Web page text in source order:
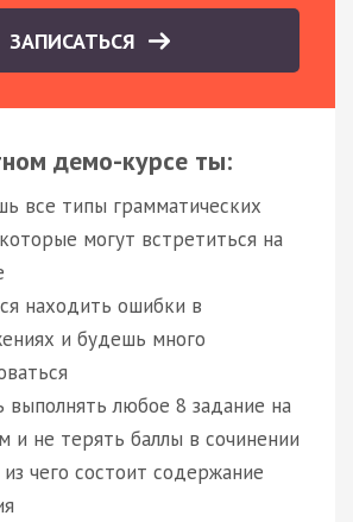
ЗАПИСАТЬСЯ
демо-курсе ты:
все типы грамматических
могут встретиться на
находить ошибки в
и будешь много
любое 8 задание на
и не терять баллы в сочинении
чего состоит содержание